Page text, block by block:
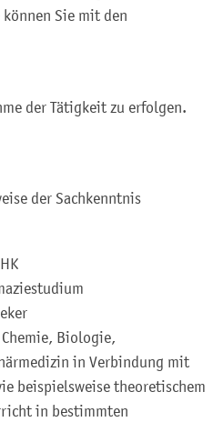
Sie mit den
der Tätigkeit zu erfolgen.
der Sachkenntnis
Biologie,
in Verbindung mit
beispielsweise theoretischem
in bestimmten